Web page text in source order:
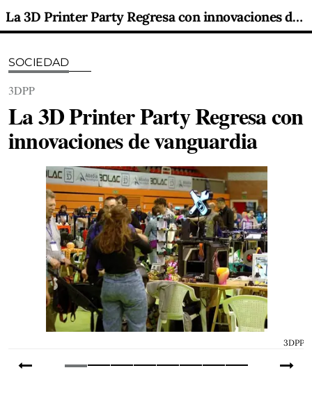
La 3D Printer Party Regresa con innovaciones de vanguardia
SOCIEDAD
3DPP
La 3D Printer Party Regresa con
innovaciones de vanguardia
3DPP